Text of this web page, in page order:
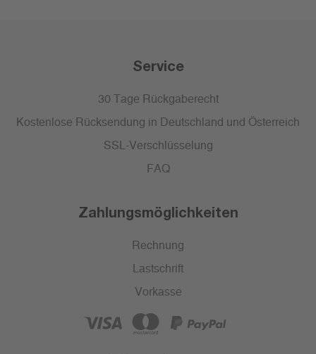
Service
30 Tage Rückgaberecht
Kostenlose Rücksendung in Deutschland und Österreich
SSL-Verschlüsselung
FAQ
Zahlungsmöglichkeiten
Rechnung
Lastschrift
Vorkasse